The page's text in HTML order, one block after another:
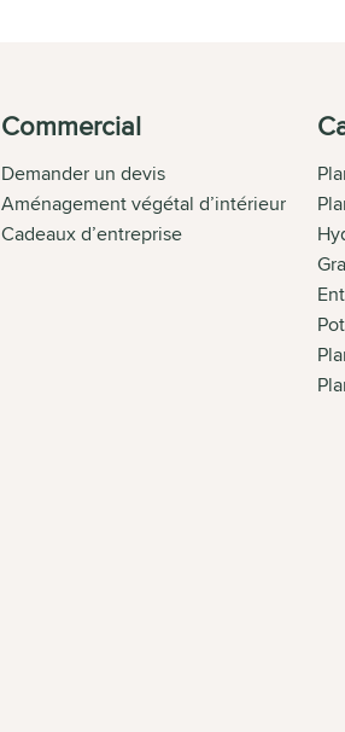
Commercial
Demander un devis
Aménagement végétal d’intérieur
Cadeaux d’entreprise